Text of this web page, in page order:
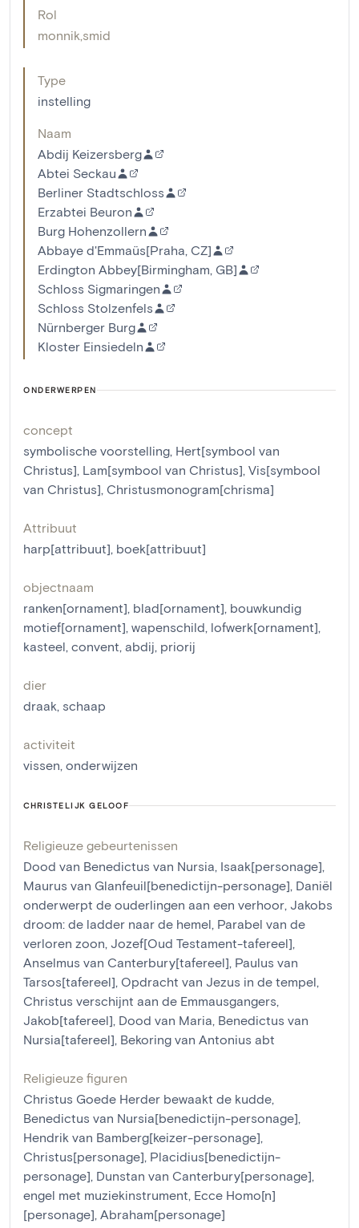
Rol
monnik smid
Type
instelling
Naam
Abdij Keizersberg
Abtei Seckau
Berliner Stadtschloss
Erzabtei Beuron
Burg Hohenzollern
Abbaye d'Emmaüs[Praha, CZ]
Erdington Abbey[Birmingham, GB]
Schloss Sigmaringen
Schloss Stolzenfels
Nürnberger Burg
Kloster Einsiedeln
ONDERWERPEN
concept
symbolische voorstelling, Hert[symbool van
Christus], Lam[symbool van Christus], Vis[symbool
van Christus], Christusmonogram[chrisma]
Attribuut
harp[attribuut], boek[attribuut]
objectnaam
ranken[ornament], blad[ornament], bouwkundig
motief[ornament], wapenschild, lofwerk[ornament],
kasteel, convent, abdij, priorij
dier
draak, schaap
activiteit
vissen, onderwijzen
CHRISTELIJK GELOOF
Religieuze gebeurtenissen
Dood van Benedictus van Nursia, Isaak[personage],
Maurus van Glanfeuil[benedictijn-personage], Daniël
onderwerpt de ouderlingen aan een verhoor, Jakobs
droom: de ladder naar de hemel, Parabel van de
verloren zoon, Jozef[Oud Testament-tafereel],
Anselmus van Canterbury[tafereel], Paulus van
Tarsos[tafereel], Opdracht van Jezus in de tempel,
Christus verschijnt aan de Emmausgangers,
Jakob[tafereel], Dood van Maria, Benedictus van
Nursia[tafereel], Bekoring van Antonius abt
Religieuze figuren
Christus Goede Herder bewaakt de kudde,
Benedictus van Nursia[benedictijn-personage],
Hendrik van Bamberg[keizer-personage],
Christus[personage], Placidius[benedictijn-
personage], Dunstan van Canterbury[personage],
engel met muziekinstrument, Ecce Homo[n]
[personage], Abraham[personage]